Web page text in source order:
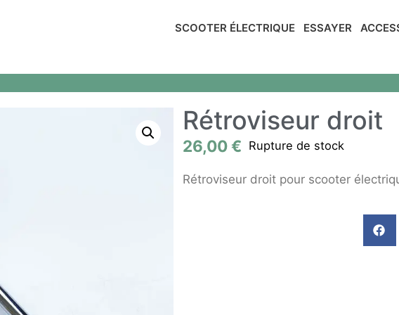
SCOOTER ÉLECTRIQUE ESSAYER
Rétroviseur droit
26,00€ Rupture de stock
Rétroviseur droit pour scooter